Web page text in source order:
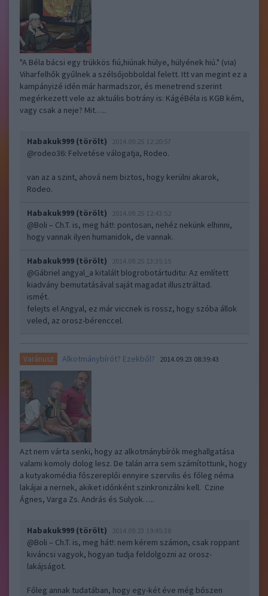
"A Béla bácsi egy trükkös fiú,hiúnak hülye, hülyének hiú." (via)
Viharfelhők gyűlnek a szélsőjobboldal felett. Itt van megint ez a
kampányizé idén már harmadszor, és menetrend szerint
megérkezett vele az aktuális botrány is: KágéBéla is KGB kém,
vagy csak a neje? Mit…..
Habakuk999 (törölt) 2014.09.25 12:20:57
@rodeo36: Felvetése válogatja, Rodeo.
van az a szint, ahová nem biztos, hogy kerülni akarok,
Rodeo.
Habakuk999 (törölt) 2014.09.25 12:43:52
@Boli – Ch.T. is, meg hát!: pontosan, nehéz nekünk elhinni,
hogy vannak ilyen humanidok, de vannak.
Habakuk999 (törölt) 2014.09.25 13:35:15
@Gábriel angyal_a kitalált blogrobotártuditu: Az említett
kiadvány bemutatásával saját magadat illusztráltad.
ismét.
felejts el Angyal, ez már viccnek is rossz, hogy szóba állok
veled, az orosz-bérenccel.
Varánusz Alkotmánybírót? Ezekből? 2014.09.23 08:39:43
Azt nem várta senki, hogy az alkotmánybírók meghallgatása
valami komoly dolog lesz. De talán arra sem számítottunk, hogy
a kutyakomédia főszereplői ennyire szervilis és főleg néma
lakájai a nernek, akiket időnként szinkronizálni kell. Czine
Ágnes, Varga Zs. András és Sulyok…..
Habakuk999 (törölt) 2014.09.23 19:45:38
@Boli – Ch.T. is, meg hát!: nem kérem számon, csak roppant
kiváncsi vagyok, hogyan tudja feldolgozni az orosz-
lakájságot.
Főleg annak tudatában, hogy egy-két éve még bőszen